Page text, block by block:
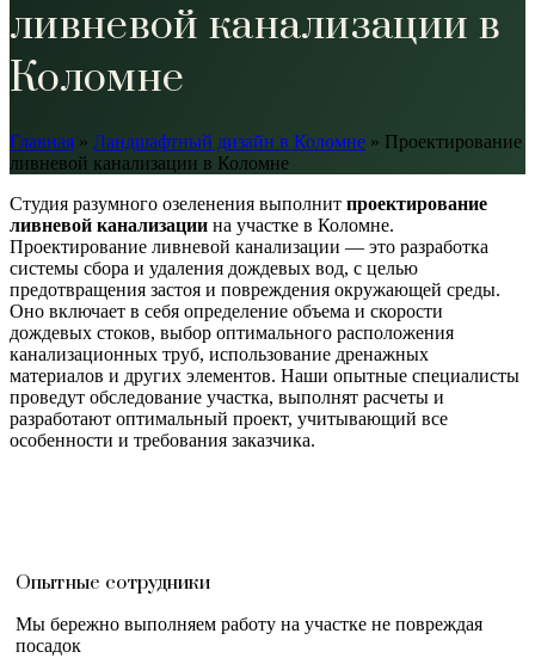
ливневой канализации в
Коломне
Главная » Ландшафтный дизайн в Коломне » Проектирование
ливневой канализации в Коломне
Студия разумного озеленения выполнит проектирование
ливневой канализации на участке в Коломне.
Проектирование ливневой канализации — это разработка
системы сбора и удаления дождевых вод, с целью
предотвращения застоя и повреждения окружающей среды.
Оно включает в себя определение объема и скорости
дождевых стоков, выбор оптимального расположения
канализационных труб, использование дренажных
материалов и других элементов. Наши опытные специалисты
проведут обследование участка, выполнят расчеты и
разработают оптимальный проект, учитывающий все
особенности и требования заказчика.
Опытные сотрудники
Мы бережно выполняем работу на участке не повреждая
посадок